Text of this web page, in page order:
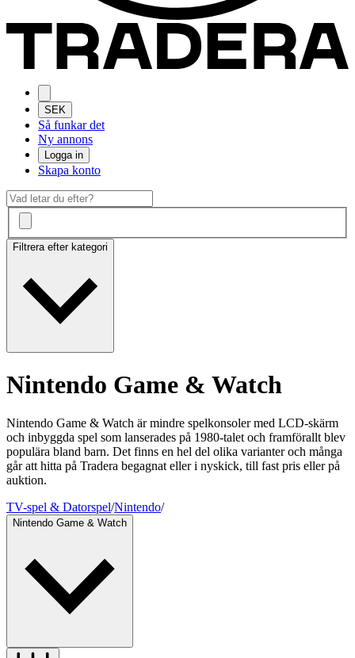
SEK
Så funkar det
Ny annons
Logga in
Skapa konto
Filtrera efter kategori
Nintendo Game & Watch
Nintendo Game & Watch är mindre spelkonsoler med LCD-skärm
och inbyggda spel som lanserades på 1980-talet och framförallt blev
populära bland barn. Det finns en hel del olika varianter och många
går att hitta på Tradera begagnat eller i nyskick, till fast pris eller på
auktion.
TV-spel & Datorspel/Nintendo/
Nintendo Game & Watch